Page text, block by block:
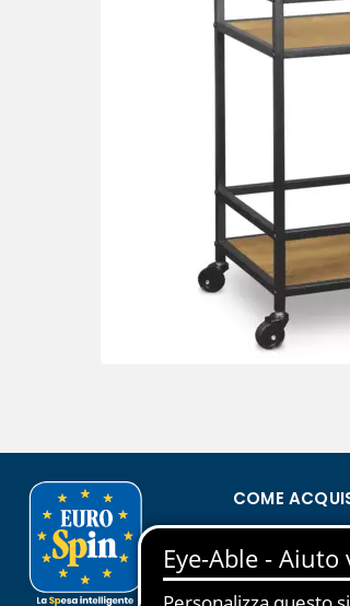
COME
Condizioni di
Privacy Policy